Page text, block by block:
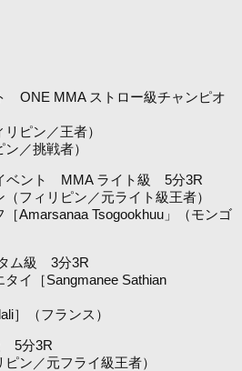
ONE MMA ストロー級チャンピオ
ピン／王者）
／挑戦者）
ベント MMA ライト級 5分3R
フィリピン／元ライト級王者）
Amarsanaa Tsogookhuu」（モンゴ
ム級 3分3R
イ［Sangmanee Sathian
］（フランス）
5分3R
ン／元フライ級王者）